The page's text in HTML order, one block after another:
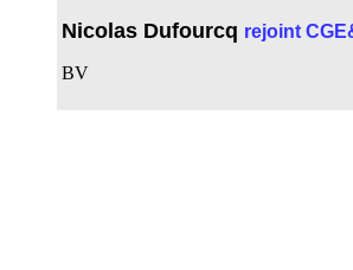
Nicolas Dufourcq rejoint
BV